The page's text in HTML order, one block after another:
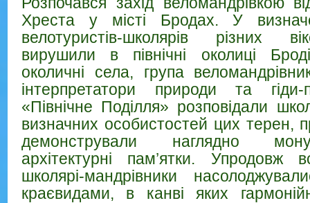
Хреста у місті Бродах. У
велотуристів-школярів різних
вирушили в північні околиці
околичні села, група
інтерпретатори природи та
«Північне Поділля» розповідали
визначних особистостей цих терен,
демонстрували наглядно
архітектурні пам’ятки. Упродовж
школярі-мандрівники
краєвидами, в канві яких